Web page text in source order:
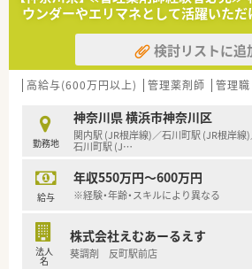
り、休暇制度が充実しています。
■土曜日の営業時間は13時までの半日
の時間を有効活用できます。
【想定される業務内容】
■保険調剤業務全般として、処方箋に基
■主に応需する整形外科は軽量科目が
は比較的軽めとなっています。
■個人在宅も数件対応していますが、
【こんな方が活躍中】
みやすい環境が整っています。
■現在の店舗では40代の女性管理薬剤
フが中心となって活躍されています。
ウンダーやエリマネとして活躍いただ
検討リストに追
高給与(600万円以上) 管理薬剤師 管理職
勤務地
神奈川県 横浜市神奈川区
関内駅 (JR根岸線)／石川町駅 (JR根岸
石川町駅 (J…
給与
年収550万円～600万円
※経験・年齢・スキルにより異なる
法人
名
株式会社えむあーるえす
葵調剤 反町駅前店